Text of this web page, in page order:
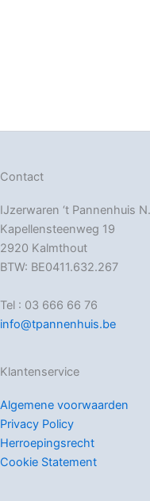
Contact
IJzerwaren ‘t Pannenhuis
Kapellensteenweg 19
2920 Kalmthout
BTW: BE0411.632.267
Tel : 03 666 66 76
info@tpannenhuis.be
Klantenservice
Algemene voorwaarden
Privacy Policy
Herroepingsrecht
Cookie Statement